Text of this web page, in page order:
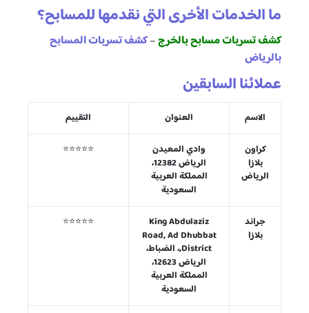
ما الخدمات الأخرى التي نقدمها للمسابح؟
كشف تسربات مسابح بالخرج–كشف تسربات المسابح
بالرياض
عملائنا السابقين
الاسم العنوان التقييم
كراون
بلازا
الرياض
وادي المعيدن
الرياض 12382،
المملكة العربية
السعودية
⭐⭐⭐⭐⭐
جراند
بلازا
King Abdulaziz
Road, Ad Dhubbat
District,، الضباط،
الرياض 12623،
المملكة العربية
السعودية
⭐⭐⭐⭐⭐